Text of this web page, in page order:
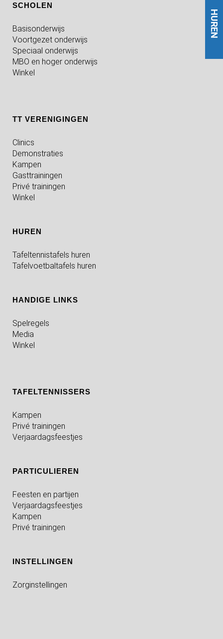
HUREN
SCHOLEN
Basisonderwijs
Voortgezet onderwijs
Speciaal onderwijs
MBO en hoger onderwijs
Winkel
TT VERENIGINGEN
Clinics
Demonstraties
Kampen
Gasttrainingen
Privé trainingen
Winkel
HUREN
Tafeltennistafels huren
Tafelvoetbaltafels huren
HANDIGE LINKS
Spelregels
Media
Winkel
TAFELTENNISSERS
Kampen
Privé trainingen
Verjaardagsfeestjes
PARTICULIEREN
Feesten en partijen
Verjaardagsfeestjes
Kampen
Privé trainingen
INSTELLINGEN
Zorginstellingen